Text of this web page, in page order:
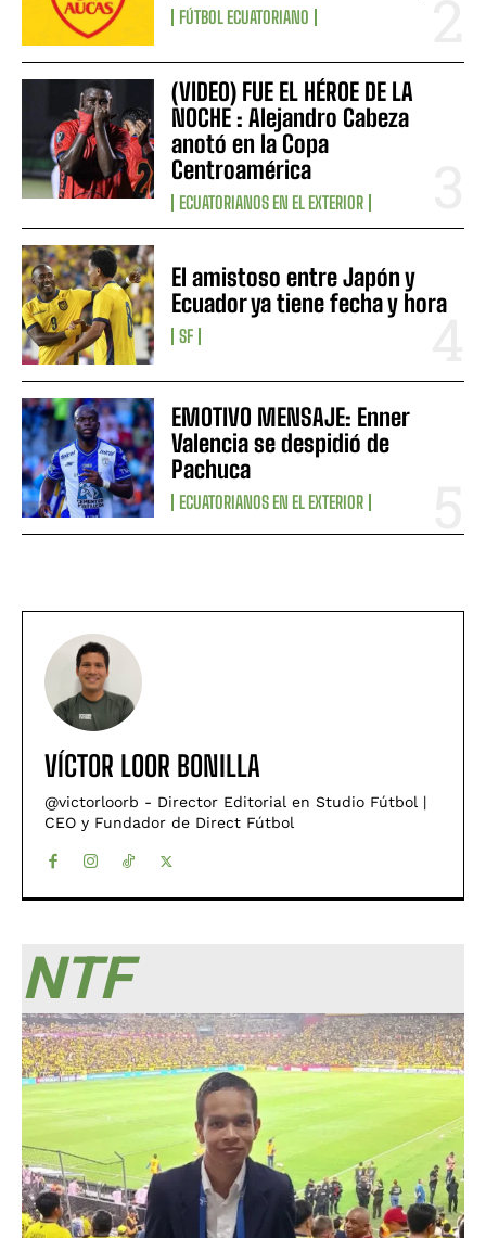
FÚTBOL ECUATORIANO
(VIDEO) FUE EL HÉROE DE LA
NOCHE : Alejandro Cabeza
anotó en la Copa
Centroamérica
ECUATORIANOS EN EL EXTERIOR
El amistoso entre Japón y
Ecuador ya tiene fecha y hora
SF
EMOTIVO MENSAJE: Enner
Valencia se despidió de
Pachuca
ECUATORIANOS EN EL EXTERIOR
VÍCTOR LOOR BONILLA
@victorloorb - Director Editorial en Studio Fútbol |
CEO y Fundador de Direct Fútbol
NTF